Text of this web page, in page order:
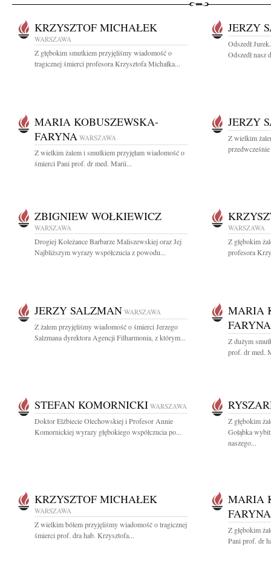
KRZYSZTOF MICHAŁEK
WARSZAWA
Z głębokim smutkiem przyjęliśmy wiadomość o
tragicznej śmierci profesora Krzysztofa Michałka...
JERZY
Odszedł
Odszedł nasz
MARIA KOBUSZEWSKA-
FARYNA WARSZAWA
Z wielkim żalem i smutkiem przyjęłam wiadomość o
śmierci Pani prof. dr med. Marii...
JERZY
Z wielkim
ZBIGNIEW WOŁKIEWICZ
WARSZAWA
Drogiej Koleżance Barbarze Maliszewskiej oraz Jej
Najbliższym wyrazy współczucia z powodu...
WARSZAWA
Z głębokim
profesora
JERZY SALZMAN WARSZAWA
Z żalem przyjęliśmy wiadomość o śmierci Jerzego
Salzmana dyrektora Agencji Filharmonia, z którym...
MARIA
FARYNA
Z dużym
prof. dr med.
STEFAN KOMORNICKI WARSZAWA
Doktor Elżbiecie Olechowskiej i Profesor Annie
Komornickiej wyrazy głębokiego współczucia po...
Z głębokim
Gołąbka
naszego...
KRZYSZTOF MICHAŁEK
WARSZAWA
Z wielkim bólem przyjęliśmy wiadomość o tragicznej
śmierci prof. dra hab. Krzysztofa...
MARIA
FARYNA
Z głębokim
Pani prof. dr